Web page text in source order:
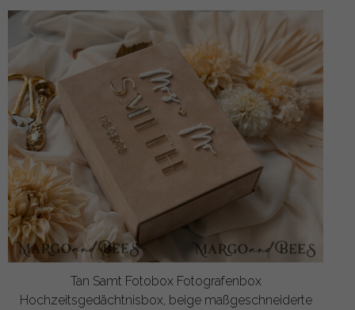
Tan Samt Fotobox Fotografenbox
Hochzeitsgedächtnisbox, beige maßgeschneiderte